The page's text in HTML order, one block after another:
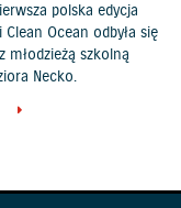
polska edycja
Ocean odbyła się
młodzieżą szkolną
Necko.